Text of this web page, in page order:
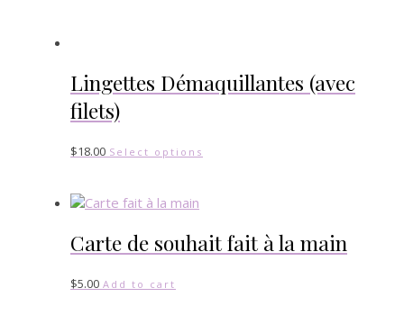
Lingettes Démaquillantes (avec
filets)
$18.00 Select options
Carte de souhait fait à la main
$5.00 Add to cart